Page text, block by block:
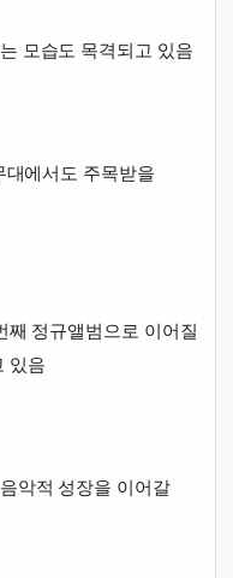
모습도 목격되고 있음
대에서도 주목받을
째 정규앨범으로 이어질
있음
악적 성장을 이어갈